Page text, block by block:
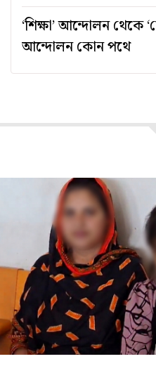
‘শিক্ষা’ আন্দোলন থেকে
আন্দোলন কোন পথে